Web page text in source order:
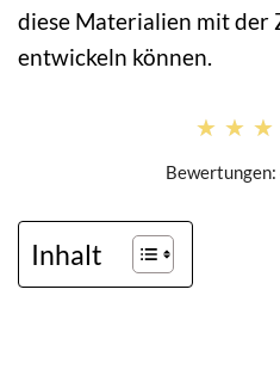
diese Materialien mit der
entwickeln können.
Inhalt